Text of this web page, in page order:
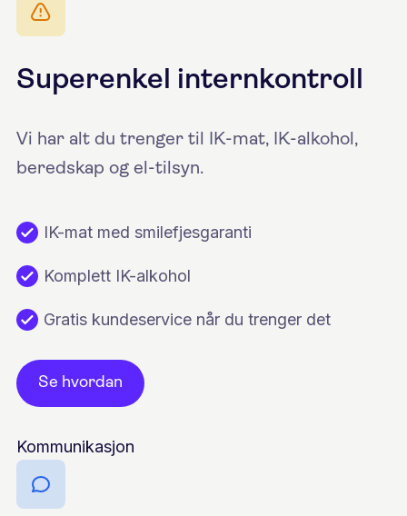
Superenkel internkontroll
Vi har alt du trenger til IK-mat, IK-alkohol,
beredskap og el-tilsyn.
IK-mat med smilefjesgaranti
Komplett IK-alkohol
Gratis kundeservice når du trenger det
Se hvordan
Kommunikasjon